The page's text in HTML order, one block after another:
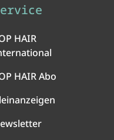
HAIR
HAIR Abo